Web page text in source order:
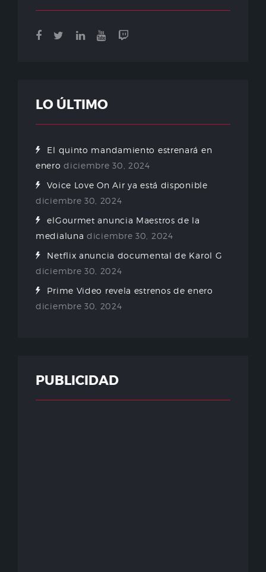
LO ÚLTIMO
El quinto mandamiento estrenará en
enero diciembre 30, 2024
Voice Love On Air ya está disponible
diciembre 30, 2024
elGourmet anuncia Maestros de la
medialuna diciembre 30, 2024
Netflix anuncia documental de Karol G
diciembre 30, 2024
Prime Video revela estrenos de enero
diciembre 30, 2024
PUBLICIDAD